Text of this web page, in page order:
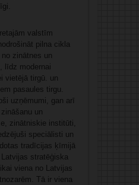
valstīm
pilna cikla
zinātnes un
līdz modernai
vietējā tirgū. un
pasaules tirgu.
uzņēmumi, gan arī
un
zinātniskie institūti,
speciālisti un
tradīcijas ķīmijā
stratēģiska
viena no Latvijas
Tā ir viena